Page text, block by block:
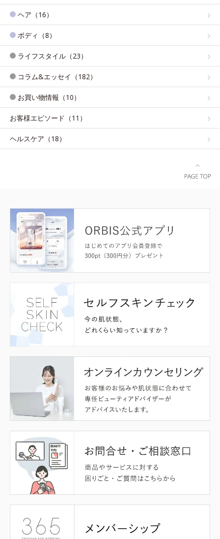
ヘア（16）
ボディ（8）
ライフスタイル（23）
コラム&エッセイ（182）
お買い物情報（10）
お客様エピソード（11）
ヘルスケア（18）